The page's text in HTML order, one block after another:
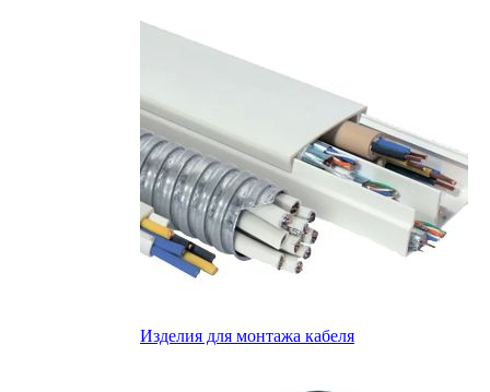
Изделия для монтажа кабеля